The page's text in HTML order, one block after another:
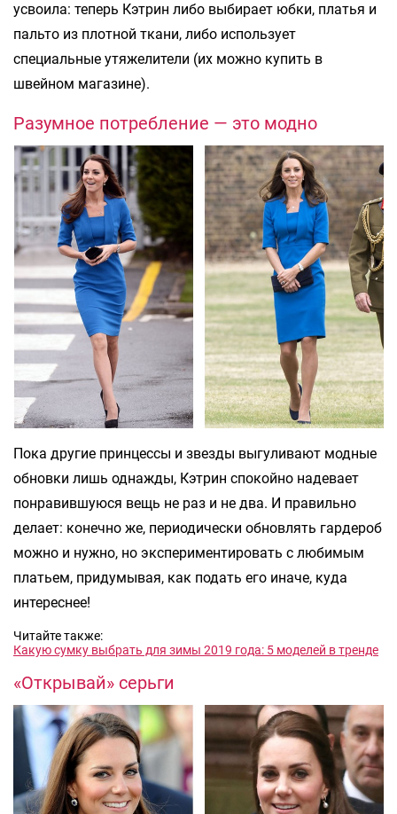
усвоила: теперь Кэтрин либо выбирает юбки, платья и
пальто из плотной ткани, либо использует
специальные утяжелители (их можно купить в
швейном магазине).
Разумное потребление — это модно
Пока другие принцессы и звезды выгуливают модные
обновки лишь однажды, Кэтрин спокойно надевает
понравившуюся вещь не раз и не два. И правильно
делает: конечно же, периодически обновлять гардероб
можно и нужно, но экспериментировать с любимым
платьем, придумывая, как подать его иначе, куда
интереснее!
Читайте также:
Какую сумку выбрать для зимы 2019 года: 5 моделей в тренде
«Открывай» серьги